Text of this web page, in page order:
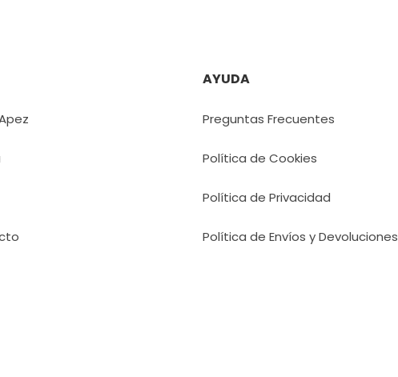
AYUDA
Preguntas Frecuentes
Política de Cookies
Política de Privacidad
Política de Envíos y Devoluciones